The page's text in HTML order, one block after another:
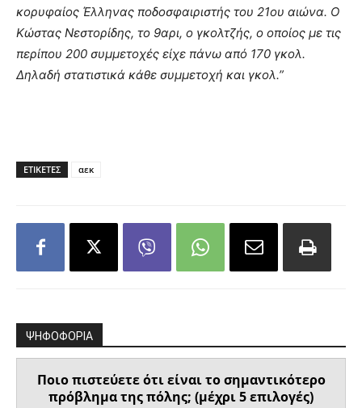
κορυφαίος Έλληνας ποδοσφαιριστής του 21ου αιώνα. O
Κώστας Νεστορίδης, το 9αρι, ο γκολτζής, ο οποίος με τις
περίπου 200 συμμετοχές είχε πάνω από 170 γκολ.
Δηλαδή στατιστικά κάθε συμμετοχή και γκολ.”
ΕΤΙΚΕΤΕΣ αεκ
ΨΗΦΟΦΟΡΙΑ
Ποιο πιστεύετε ότι είναι το σημαντικότερο
πρόβλημα της πόλης; (μέχρι 5 επιλογές)